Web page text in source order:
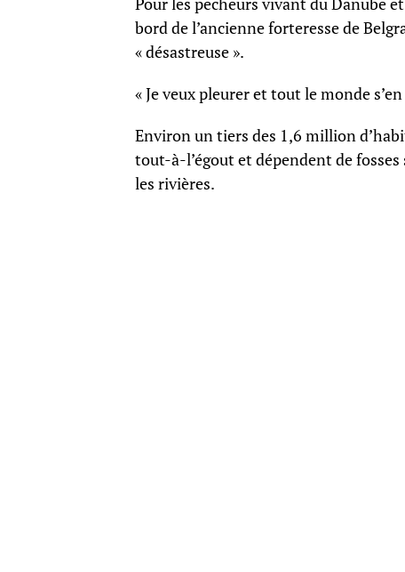
Pour les pêcheurs vivant du Danube
bord de l’ancienne forteresse de
« désastreuse ».
« Je veux pleurer et tout le monde
Environ un tiers des 1,6 million
tout-à-l’égout et dépendent de
les rivières.